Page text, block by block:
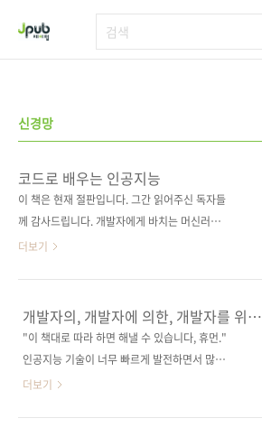
신경망
코드로 배우는 인공지능
이 책은 현재 절판입니다. 그간 읽어주신 독자들
께 감사드립니다. 개발자에게 바치는 머신러닝
가이드북!코드를 구현하며 개발자의 시선으로
터파크 / 쿠팡 전자책 구매 사이트(가나다순)[교
보문고] [구글북스] [리디북스] [알라딘] [예스이
십사] 출판사 제이펍도서명 코드로 배우는 인공
한 AI지은이 장리커, 판후이옮긴이 김태헌감수
자 (없음)시리즈 아이러브 A.I. 34(I♥A.I. 34) 출
더보기
개발자의, 개발자에 의한, 개발자를 위한
AI 도서
"이 책대로 따라 하면 해낼 수 있습니다, 휴먼."
인공지능 기술이 너무 빠르게 발전하면서 많은
개발자들이 혼란을 겪고 있습니다. 예전에 자주
더보기